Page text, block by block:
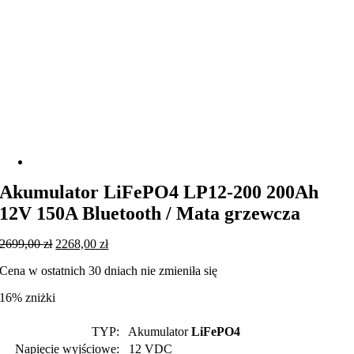
Akumulator LiFePO4 LP12-200 200Ah
12V 150A Bluetooth / Mata grzewcza
2699,00zł Pierwotna
wynosiła:
2268,00złAktualna
wynosi:
Cena w ostatnich 30 dniach nie zmieniła się
16% zniżki
TYP: AkumulatorLiFePO4
Napięcie wyjściowe:
12 VDC